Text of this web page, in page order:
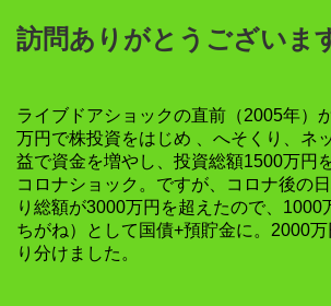
訪問ありがとうございま
ライブドアショックの直前（2005年）
万円で株投資をはじめ 、へそくり、ネ
益で資金を増やし、投資総額1500万円
コロナショック。ですが、コロナ後の
り総額が3000万円を超えたので、1000
ちがね）として国債+預貯金に。2000
り分けました。